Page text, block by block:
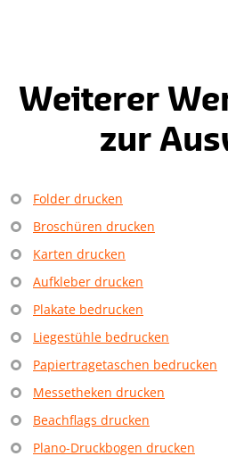
Weiterer
zur
Folder drucken
Broschüren drucken
Karten drucken
Aufkleber drucken
Plakate bedrucken
Liegestühle bedrucken
Papiertrage​­­taschen bedrucken
Messetheken drucken
Beachflags drucken
Plano-Druckbogen drucken